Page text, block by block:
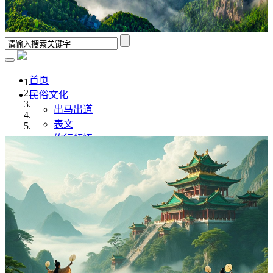
首页
民俗文化
出马出道
表文
修行领悟
佛道文化
佛家
道家
传统文化
传统文化
八字命理
奇门遁甲